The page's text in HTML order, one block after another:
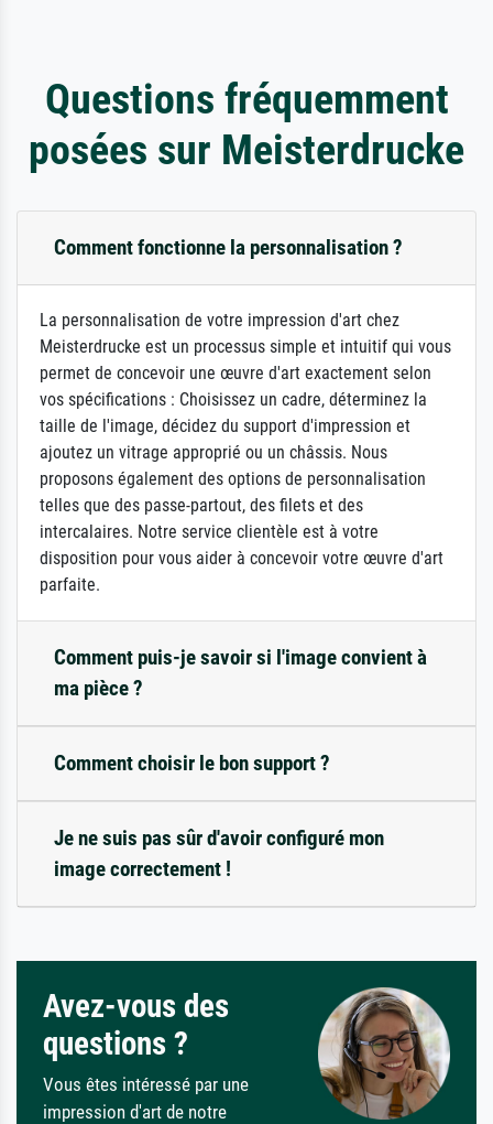
Questions fréquemment
posées sur Meisterdrucke
Comment fonctionne la personnalisation ?
La personnalisation de votre impression d'art chez
Meisterdrucke est un processus simple et intuitif qui vous
permet de concevoir une œuvre d'art exactement selon
vos spécifications : Choisissez un cadre, déterminez la
taille de l'image, décidez du support d'impression et
ajoutez un vitrage approprié ou un châssis. Nous
proposons également des options de personnalisation
telles que des passe-partout, des filets et des
intercalaires. Notre service clientèle est à votre
disposition pour vous aider à concevoir votre œuvre d'art
parfaite.
Comment puis-je savoir si l'image convient à
ma pièce ?
Comment choisir le bon support ?
Je ne suis pas sûr d'avoir configuré mon
image correctement !
Avez-vous des
questions ?
Vous êtes intéressé par une
impression d'art de notre